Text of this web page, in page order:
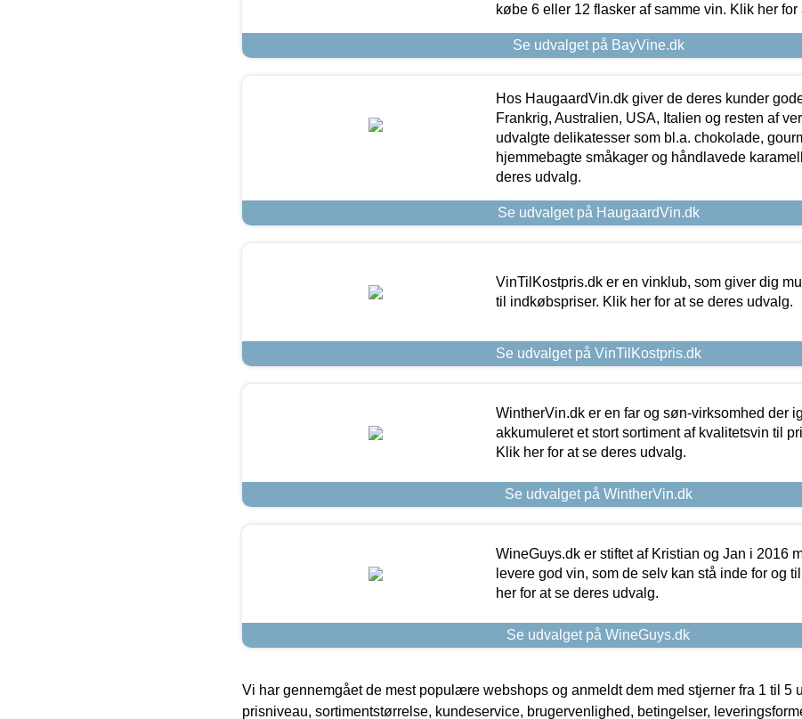
købe 6 eller 12 flasker af samme vin. Klik her
Se udvalget på BayVine.dk
Hos HaugaardVin.dk giver de deres kunder
Frankrig, Australien, USA, Italien og resten af
udvalgte delikatesser som bl.a. chokolade,
hjemmebagte småkager og håndlavede
deres udvalg.
Se udvalget på HaugaardVin.dk
VinTilKostpris.dk er en vinklub, som giver dig
til indkøbspriser. Klik her for at se deres udvalg.
Se udvalget på VinTilKostpris.dk
WintherVin.dk er en far og søn-virksomhed der
akkumuleret et stort sortiment af kvalitetsvin til
Klik her for at se deres udvalg.
Se udvalget på WintherVin.dk
WineGuys.dk er stiftet af Kristian og Jan i 2016
levere god vin, som de selv kan stå inde for og
her for at se deres udvalg.
Se udvalget på WineGuys.dk
Vi har gennemgået de mest populære webshops og anmeldt dem med stjerner fra 1 til 5
prisniveau, sortimentstørrelse, kundeservice, brugervenlighed, betingelser,